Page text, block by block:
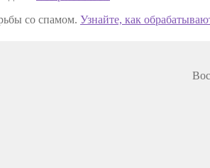
со спамом. Узнайте, как